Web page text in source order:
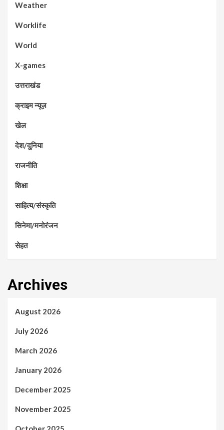
Weather
Worklife
World
X-games
उत्तराखंड
क्राइम न्यूज़
खेल
देश/दुनिया
राजनीति
शिक्षा
साहित्य/संस्कृति
सिनेमा/मनोरंजन
सेहत
Archives
August 2026
July 2026
March 2026
January 2026
December 2025
November 2025